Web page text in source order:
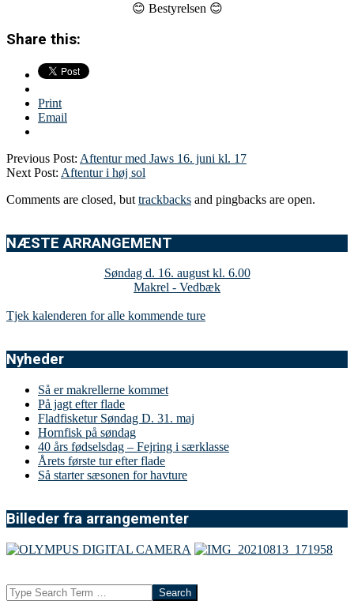
😊 Bestyrelsen 😊
Share this:
Print
Email
Previous Post: Aftentur med Jaws 16. juni kl. 17
Next Post: Aftentur i høj sol
Comments are closed, but trackbacks and pingbacks are open.
NÆSTE ARRANGEMENT
Søndag d. 16. august kl. 6.00
Makrel - Vedbæk
Tjek kalenderen for alle kommende ture
Nyheder
Så er makrellerne kommet
På jagt efter flade
Fladfisketur Søndag D. 31. maj
Hornfisk på søndag
40 års fødselsdag – Fejring i særklasse
Årets første tur efter flade
Så starter sæsonen for havture
Billeder fra arrangementer
Search